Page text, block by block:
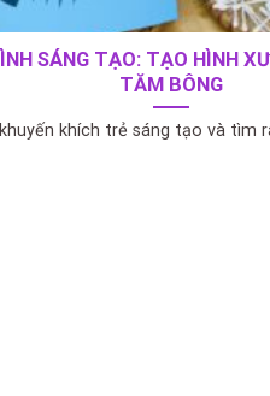
SÁNG TẠO: TẠO HÌNH
TĂM BÔNG
khích trẻ sáng tạo và tìm